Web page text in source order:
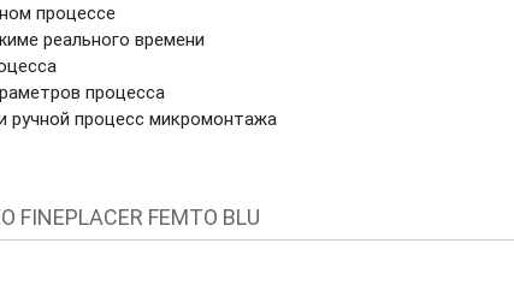
процессе
реального времени
процесса
процесс микромонтажа
FINEPLACER FEMTO BLU